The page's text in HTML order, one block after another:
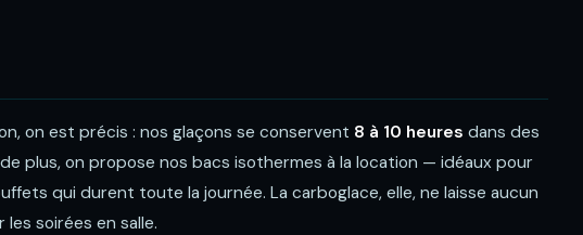
on est précis : nos glaçons se conservent 8 à 10 heures dans des
plus, on propose nos bacs isothermes à la location — idéaux pour
qui durent toute la journée. La carboglace, elle, ne laisse aucun
soirées en salle.